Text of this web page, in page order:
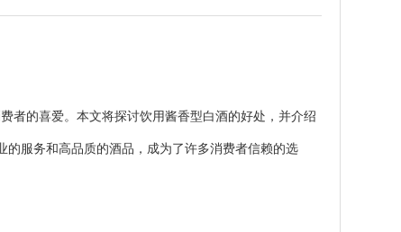
的喜爱。本文将探讨饮用酱香型白酒的好处，并介绍
服务和高品质的酒品，成为了许多消费者信赖的选